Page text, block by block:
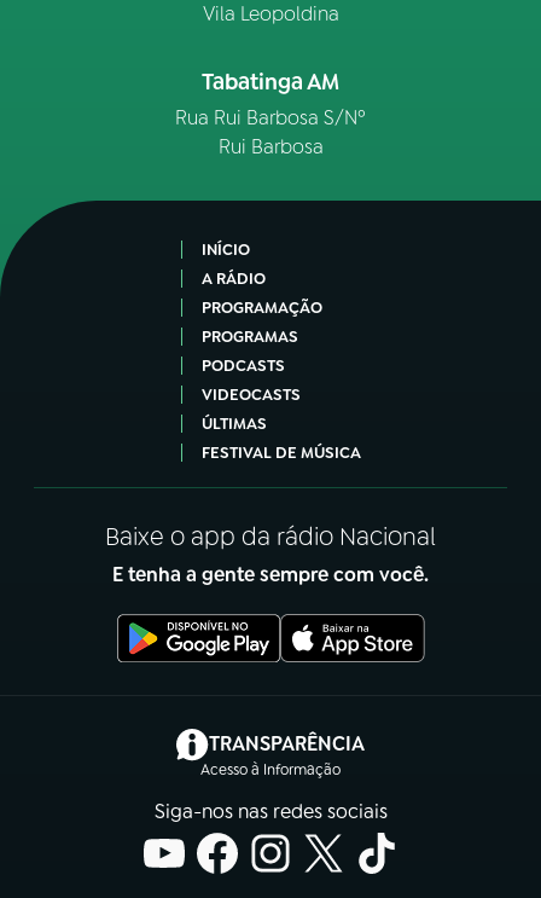
Vila Leopoldina
Tabatinga AM
Rua Rui Barbosa S/Nº
Rui Barbosa
INÍCIO
A RÁDIO
PROGRAMAÇÃO
PROGRAMAS
PODCASTS
VIDEOCASTS
ÚLTIMAS
FESTIVAL DE MÚSICA
Baixe o app da rádio Nacional
E tenha a gente sempre com você.
TRANSPARÊNCIA
Acesso à Informação
(abre em nova aba)
Siga-nos nas redes sociais